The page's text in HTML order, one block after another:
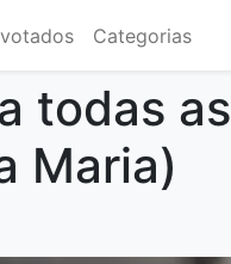
Categorias
todas as
Maria)